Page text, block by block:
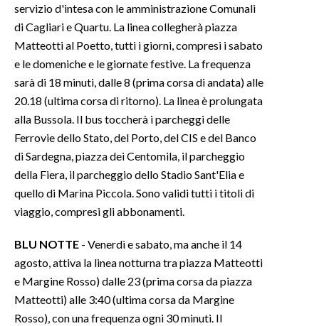
INFO AZIENDE
ABBONATI
ANNUNCI
PUBBLICITÀ
SPIAGGE
STORE
servizio d'intesa con le amministrazione Comunali
di Cagliari e Quartu. La linea collegherà piazza
Matteotti al Poetto, tutti i giorni, compresi i sabato
e le domeniche e le giornate festive. La frequenza
sarà di 18 minuti, dalle 8 (prima corsa di andata) alle
20.18 (ultima corsa di ritorno). La linea è prolungata
alla Bussola. Il bus toccherà i parcheggi delle
Ferrovie dello Stato, del Porto, del CIS e del Banco
di Sardegna, piazza dei Centomila, il parcheggio
della Fiera, il parcheggio dello Stadio Sant'Elia e
quello di Marina Piccola. Sono validi tutti i titoli di
viaggio, compresi gli abbonamenti.
BLU NOTTE - Venerdì e sabato, ma anche il 14
agosto, attiva la linea notturna tra piazza Matteotti
e Margine Rosso) dalle 23 (prima corsa da piazza
Matteotti) alle 3:40 (ultima corsa da Margine
Rosso), con una frequenza ogni 30 minuti. Il